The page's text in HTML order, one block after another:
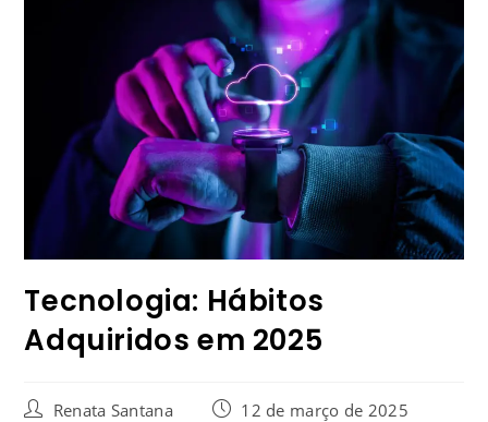
Tecnologia: Hábitos
Adquiridos em 2025
Renata Santana
12 de março de 2025